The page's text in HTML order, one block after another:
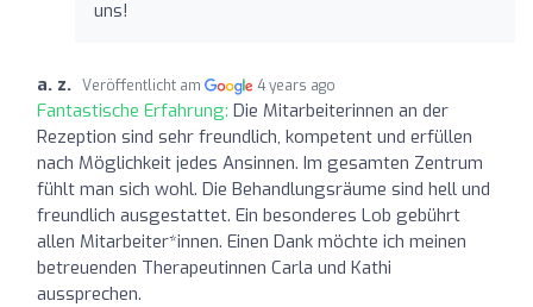
uns!
a. z. Veröffentlicht am 4 years ago
Fantastische Erfahrung: Die Mitarbeiterinnen an der
Rezeption sind sehr freundlich, kompetent und erfüllen
nach Möglichkeit jedes Ansinnen. Im gesamten Zentrum
fühlt man sich wohl. Die Behandlungsräume sind hell und
freundlich ausgestattet. Ein besonderes Lob gebührt
allen Mitarbeiter*innen. Einen Dank möchte ich meinen
betreuenden Therapeutinnen Carla und Kathi
aussprechen.